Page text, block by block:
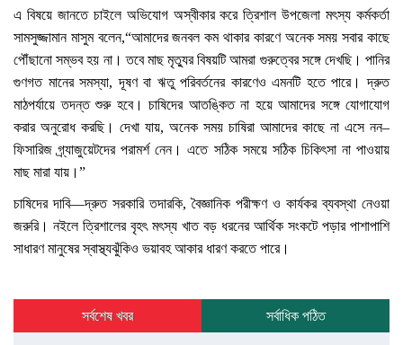
এ বিষয়ে জানতে চাইলে অভিযোগ অস্বীকার করে ত্রিশাল উপজেলা মৎস্য কর্মকর্তা
সামসুজ্জামান মাসুম বলেন,“আমাদের জনবল কম থাকার কারণে অনেক সময় সবার কাছে
পৌঁছানো সম্ভব হয় না। তবে মাছ মৃত্যুর বিষয়টি আমরা গুরুত্বের সঙ্গে দেখছি। পানির
গুণগত মানের সমস্যা, দূষণ বা ঋতু পরিবর্তনের কারণেও এমনটি হতে পারে। দ্রুত
মাঠপর্যায়ে তদন্ত শুরু হবে। চাষিদের আতঙ্কিত না হয়ে আমাদের সঙ্গে যোগাযোগ
করার অনুরোধ করছি। দেখা যায়, অনেক সময় চাষিরা আমাদের কাছে না এসে নন–
ফিসারিজ গ্র্যাজুয়েটদের পরামর্শ নেন। এতে সঠিক সময়ে সঠিক চিকিৎসা না পাওয়ায়
মাছ মারা যায়।”
চাষিদের দাবি—দ্রুত সরকারি তদারকি, বৈজ্ঞানিক পরীক্ষণ ও কার্যকর ব্যবস্থা নেওয়া
জরুরি। নইলে ত্রিশালের বৃহৎ মৎস্য খাত বড় ধরনের আর্থিক সংকটে পড়ার পাশাপাশি
সাধারণ মানুষের স্বাস্থ্যঝুঁকিও ভয়াবহ আকার ধারণ করতে পারে।
সর্বশেষ খবর সর্বাধিক পঠিত